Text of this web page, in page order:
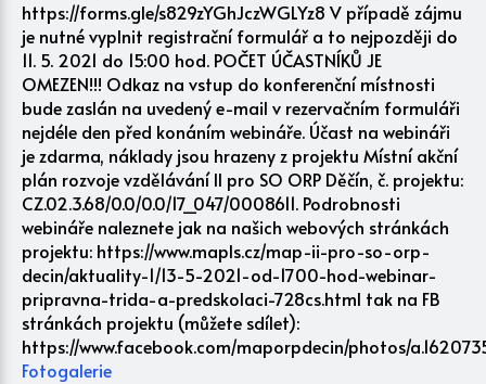
https://forms.gle/s829zYGhJczWGLYz8 V případě zájmu
je nutné vyplnit registrační formulář a to nejpozději do
11. 5. 2021 do 15:00 hod. POČET ÚČASTNÍKŮ JE
OMEZEN!!! Odkaz na vstup do konferenční místnosti
bude zaslán na uvedený e-mail v rezervačním formuláři
nejdéle den před konáním webináře. Účast na webináři
je zdarma, náklady jsou hrazeny z projektu Místní akční
plán rozvoje vzdělávání II pro SO ORP Děčín, č. projektu:
CZ.02.3.68/0.0/0.0/17_047/0008611. Podrobnosti
webináře naleznete jak na našich webových stránkách
projektu: https://www.mapls.cz/map-ii-pro-so-orp-
decin/aktuality-1/13-5-2021-od-1700-hod-webinar-
pripravna-trida-a-predskolaci-728cs.html tak na FB
stránkách projektu (můžete sdílet):
https://www.facebook.com/maporpdecin/photos/
Fotogalerie